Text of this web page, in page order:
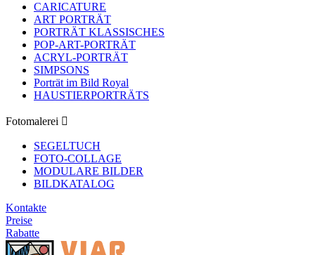
CARICATURE
ART PORTRÄT
PORTRÄT KLASSISCHES
POP-ART-PORTRÄT
ACRYL-PORTRÄT
SIMPSONS
Porträt im Bild Royal
HAUSTIERPORTRÄTS
Fotomalerei
SEGELTUCH
FOTO-COLLAGE
MODULARE BILDER
BILDKATALOG
Kontakte
Preise
Rabatte